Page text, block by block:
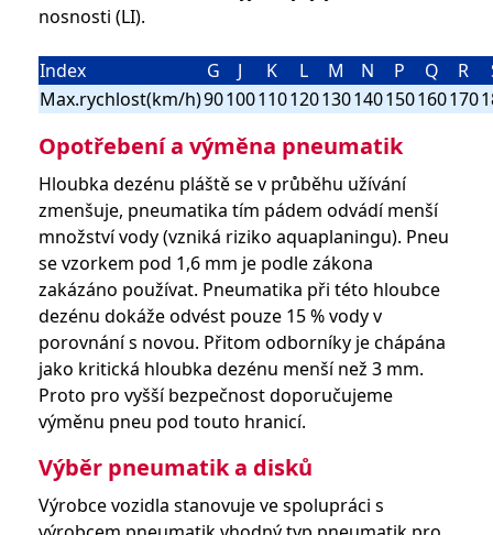
nosnosti (LI).
Index G J K L M N P Q R
Max.rychlost(km/h)90100110120130140150160170
Opotřebení a výměna pneumatik
Hloubka dezénu pláště se v průběhu užívání
zmenšuje, pneumatika tím pádem odvádí menší
množství vody (vzniká riziko aquaplaningu). Pneu
se vzorkem pod 1,6 mm je podle zákona
zakázáno používat. Pneumatika při této hloubce
dezénu dokáže odvést pouze 15 % vody v
porovnání s novou. Přitom odborníky je chápána
jako kritická hloubka dezénu menší než 3 mm.
Proto pro vyšší bezpečnost doporučujeme
výměnu pneu pod touto hranicí.
Výběr pneumatik a disků
Výrobce vozidla stanovuje ve spolupráci s